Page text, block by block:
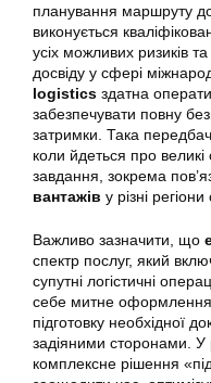
планування маршруту
виконується
усіх можливих ризиків
досвіду у сфері
logistics здатна
забезпечувати повну
затримки. Така
коли йдеться про великі
завдання, зокрема
вантажів у різні регіони
Важливо зазначити, що
спектр послуг, який
супутні логістичні
себе митне оформлення,
підготовку необхідної
задіяними сторонами. У
комплексне рішення